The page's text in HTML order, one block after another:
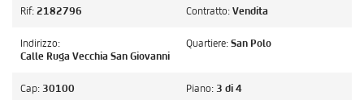
Rif: 2182796 Contratto: Vendita
Indirizzo:
Calle Ruga Vecchia San Giovanni
Quartiere: San Polo
Cap: 30100 Piano: 3 di 4